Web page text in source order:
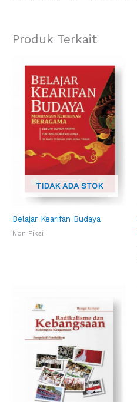
Produk Terkait
TIDAK ADA STOK
Belajar Kearifan Budaya
Non Fiksi